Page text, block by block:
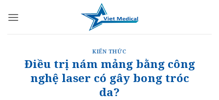
qua
KIẾN THỨC
Điều trị nám mảng bằng công
nghệ laser có gây bong tróc
da?